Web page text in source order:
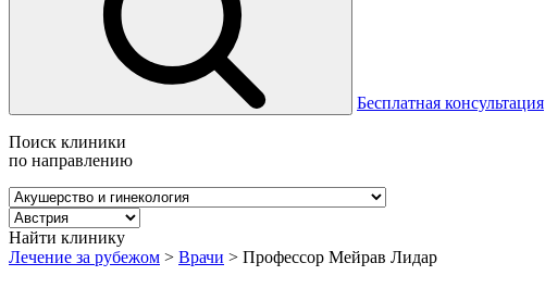
Бесплатная консультация
Поиск клиники
по направлению
Найти клинику
Лечение за рубежом > Врачи > Профессор Мейрав Лидар